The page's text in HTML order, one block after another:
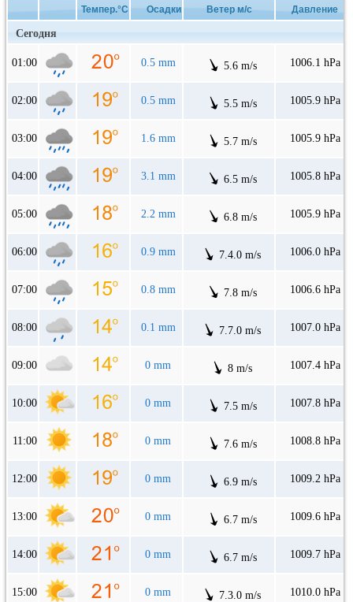
Темпер.°C Осадки Ветер м/с Давление
Сегодня
01:00 0.5 mm 5.6 m/s 1006.1 hPa
02:00 0.5 mm 5.5 m/s 1005.9 hPa
03:00 1.6 mm 5.7 m/s 1005.9 hPa
04:00 3.1 mm 6.5 m/s 1005.8 hPa
05:00 2.2 mm 6.8 m/s 1005.9 hPa
06:00 0.9 mm 7.4.0 m/s 1006.0 hPa
07:00 0.8 mm 7.8 m/s 1006.6 hPa
08:00 0.1 mm 7.7.0 m/s 1007.0 hPa
09:00 0 mm 8 m/s 1007.4 hPa
10:00 0 mm 7.5 m/s 1007.8 hPa
11:00 0 mm 7.6 m/s 1008.8 hPa
12:00 0 mm 6.9 m/s 1009.2 hPa
13:00 0 mm 6.7 m/s 1009.6 hPa
14:00 0 mm 6.7 m/s 1009.7 hPa
15:00 0 mm 7.3.0 m/s 1010.0 hPa